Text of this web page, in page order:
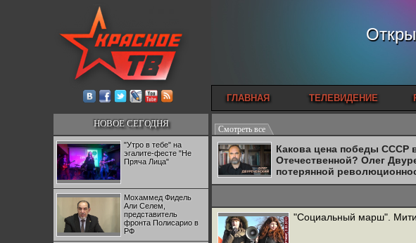
ГЛАВНАЯ ТЕЛЕВИДЕНИЕ
НОВОЕ СЕГОДНЯ
"Утро в тебе" на
эгалите-фесте "Не
Пряча Лица"
Мохаммед Фидель
Али Селем,
представитель
фронта Полисарио в
РФ
Смотреть все
Какова цена победы СССР
Отечественной? Олег
потерянной
"Социальный марш".